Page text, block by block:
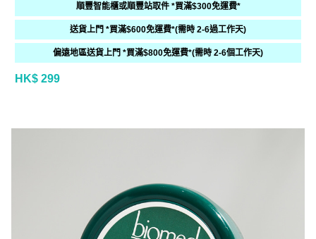
順豐智能櫃或順豐站取件 *買滿$300免運費*
送貨上門 *買滿$600免運費*(需時 2-6過工作天)
偏遠地區送貨上門 *買滿$800免運費*(需時 2-6個工作天)
HK$ 299